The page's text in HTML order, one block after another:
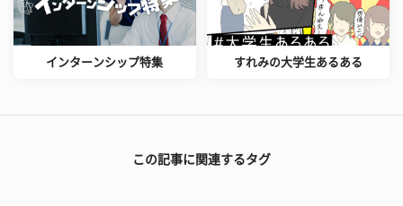
インターンシップ特集 すれみの大学生あるある
この記事に関連するタグ